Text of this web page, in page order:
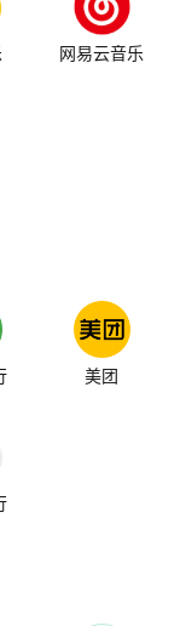
网易云音乐
美团